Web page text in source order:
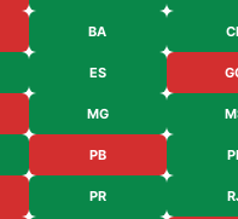
BA
ES
MG
PB
PR